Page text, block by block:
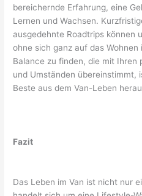
bereichernde Erfahrung, eine
Lernen und Wachsen.
ausgedehnte Roadtrips können
ohne sich ganz auf das Wohnen
Balance zu finden, die mit Ihren
und Umständen übereinstimmt,
Beste aus dem Van-Leben
Fazit
Das Leben im Van ist nicht nur